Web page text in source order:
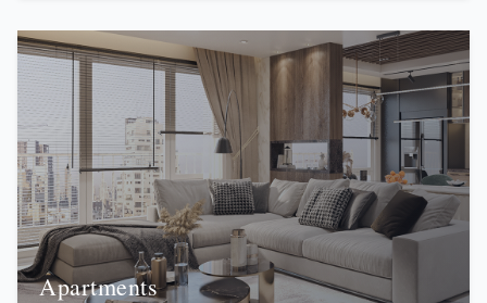
Apartments